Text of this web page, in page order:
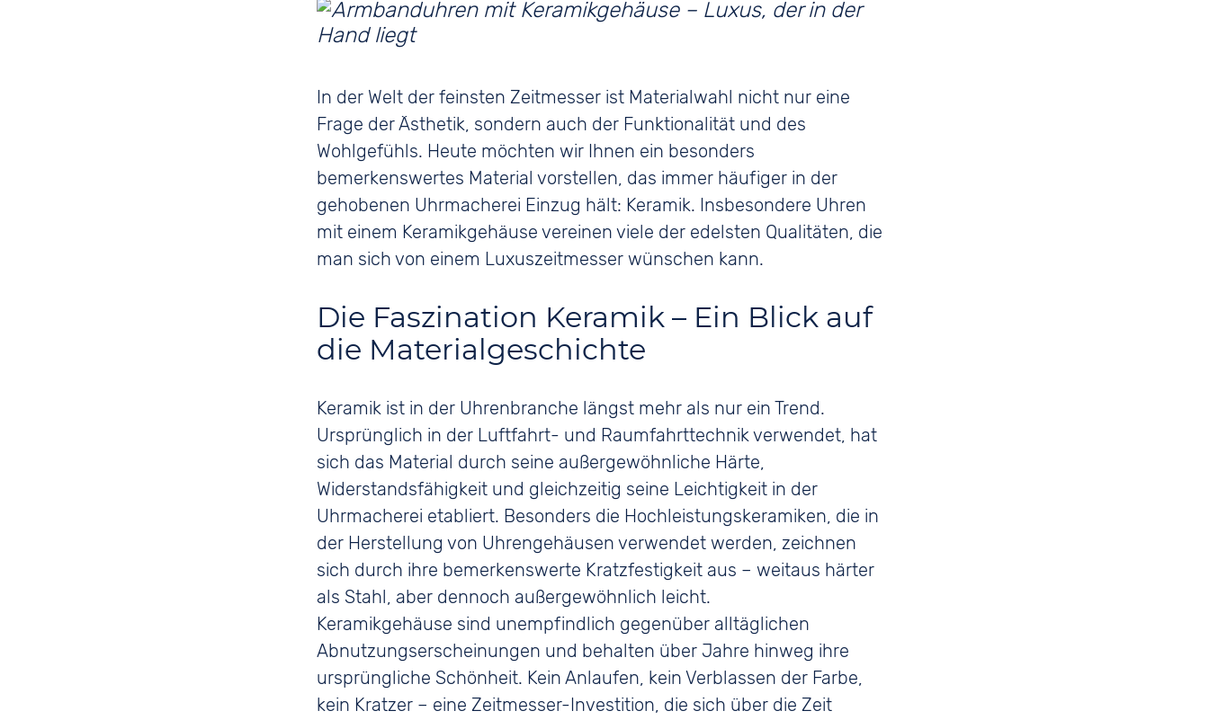
In der Welt der feinsten Zeitmesser ist Materialwahl nicht nur eine
Frage der Ästhetik, sondern auch der Funktionalität und des
Wohlgefühls. Heute möchten wir Ihnen ein besonders
bemerkenswertes Material vorstellen, das immer häufiger in der
gehobenen Uhrmacherei Einzug hält: Keramik. Insbesondere Uhren
mit einem Keramikgehäuse vereinen viele der edelsten Qualitäten, die
man sich von einem Luxuszeitmesser wünschen kann.
Die Faszination Keramik – Ein Blick auf
die Materialgeschichte
Keramik ist in der Uhrenbranche längst mehr als nur ein Trend.
Ursprünglich in der Luftfahrt- und Raumfahrttechnik verwendet, hat
sich das Material durch seine außergewöhnliche Härte,
Widerstandsfähigkeit und gleichzeitig seine Leichtigkeit in der
Uhrmacherei etabliert. Besonders die Hochleistungskeramiken, die in
der Herstellung von Uhrengehäusen verwendet werden, zeichnen
sich durch ihre bemerkenswerte Kratzfestigkeit aus – weitaus härter
als Stahl, aber dennoch außergewöhnlich leicht.
Keramikgehäuse sind unempfindlich gegenüber alltäglichen
Abnutzungserscheinungen und behalten über Jahre hinweg ihre
ursprüngliche Schönheit. Kein Anlaufen, kein Verblassen der Farbe,
kein Kratzer – eine Zeitmesser-Investition, die sich über die Zeit